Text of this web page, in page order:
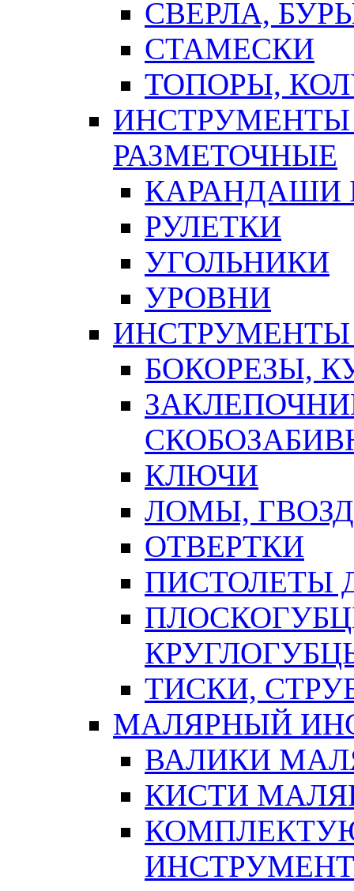
СВЕРЛА,
СТАМЕСКИ
ТОПОРЫ,
ИНСТРУМЕНТЫ
РАЗМЕТОЧНЫЕ
КАРАНДАШИ
РУЛЕТКИ
УГОЛЬНИКИ
УРОВНИ
БОКОРЕЗЫ,
КЛЮЧИ
ЛОМЫ,
ОТВЕРТКИ
ПИСТОЛЕТЫ
ТИСКИ,
МАЛЯРНЫЙ
ВАЛИКИ
КИСТИ